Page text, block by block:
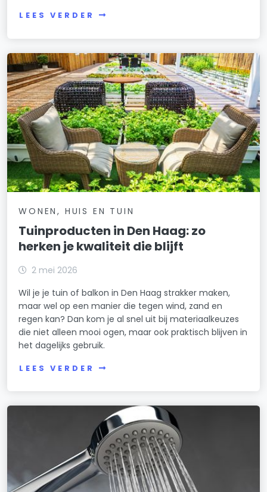
LEES VERDER
WONEN, HUIS EN TUIN
Tuinproducten in Den Haag: zo
herken je kwaliteit die blijft
2 mei 2026
Wil je je tuin of balkon in Den Haag strakker maken,
maar wel op een manier die tegen wind, zand en
regen kan? Dan kom je al snel uit bij materiaalkeuzes
die niet alleen mooi ogen, maar ook praktisch blijven in
het dagelijks gebruik.
LEES VERDER